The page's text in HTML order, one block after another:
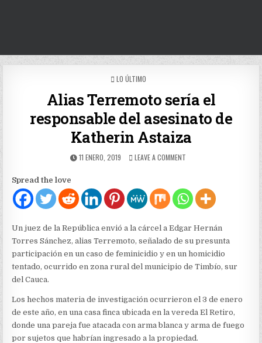
POSTED
LO ÚLTIMO
Alias Terremoto sería el
responsable del asesinato de
Katherin Astaiza
PUBLISHED
11 ENERO, 2019 LEAVE A COMMENT
SERÍA
EL
RESPONSABLE
ASESINATO
KATHERIN
ASTAIZA
Spread the love
Un juez de la República envió a la cárcel a Edgar Hernán
Torres Sánchez, alias Terremoto, señalado de su presunta
participación en un caso de feminicidio y en un homicidio
tentado, ocurrido en zona rural del municipio de Timbío, sur
del Cauca.
Los hechos materia de investigación ocurrieron el 3 de enero
de este año, en una casa finca ubicada en la vereda El Retiro,
donde una pareja fue atacada con arma blanca y arma de fuego
por sujetos que habrían ingresado a la propiedad.